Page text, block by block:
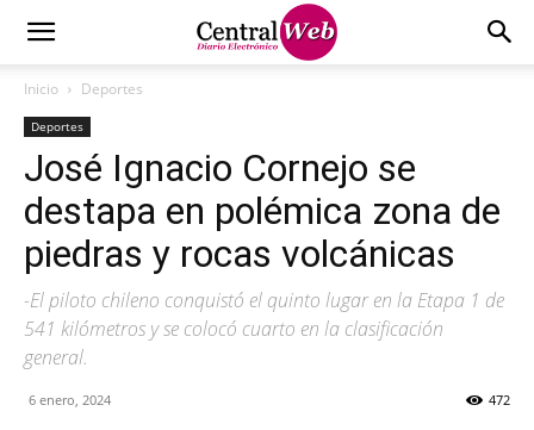
Inicio Deportes
Deportes
José Ignacio Cornejo se
destapa en polémica zona de
piedras y rocas volcánicas
-El piloto chileno conquistó el quinto lugar en la Etapa 1 de
541 kilómetros y se colocó cuarto en la clasificación
general.
6 enero, 2024 472